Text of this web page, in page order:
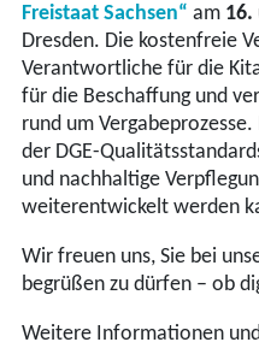
Freistaat Sachsen“ am 16.
Dresden. Die kostenfreie
Verantwortliche für die
für die Beschaffung und
rund um
der DGE-
und nachhaltige
weiterentwickelt werden
Wir freuen uns, Sie bei
begrüßen zu dürfen – ob
Weitere Informationen